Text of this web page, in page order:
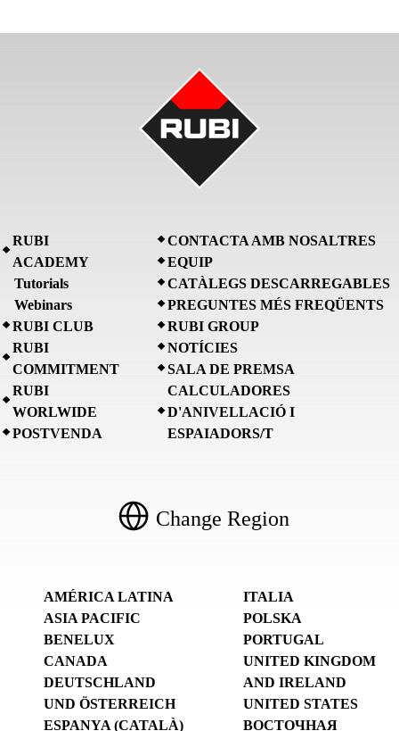
RUBI
ACADEMY
Tutorials
Webinars
RUBI CLUB
RUBI
COMMITMENT
RUBI
WORLWIDE
POSTVENDA
CONTACTA AMB NOSALTRES
EQUIP
CATÀLEGS DESCARREGABLES
PREGUNTES MÉS FREQÜENTS
RUBI GROUP
NOTÍCIES
SALA DE PREMSA
CALCULADORES
D'ANIVELLACIÓ I
ESPAIADORS/T
Change Region
AMÉRICA LATINA
ASIA PACIFIC
BENELUX
CANADA
DEUTSCHLAND
UND ÖSTERREICH
ESPANYA (CATALÀ)
ITALIA
POLSKA
PORTUGAL
UNITED KINGDOM
AND IRELAND
UNITED STATES
ВОСТОЧНАЯ